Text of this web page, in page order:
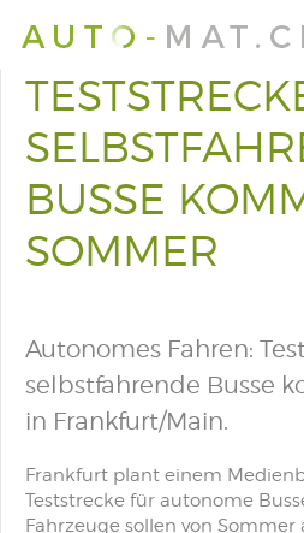
BUSSE
SOMMER
Autonomes Fahren:
selbstfahrende Busse
in Frankfurt/Main.
Frankfurt plant einem
Teststrecke für autonome
Fahrzeuge sollen von